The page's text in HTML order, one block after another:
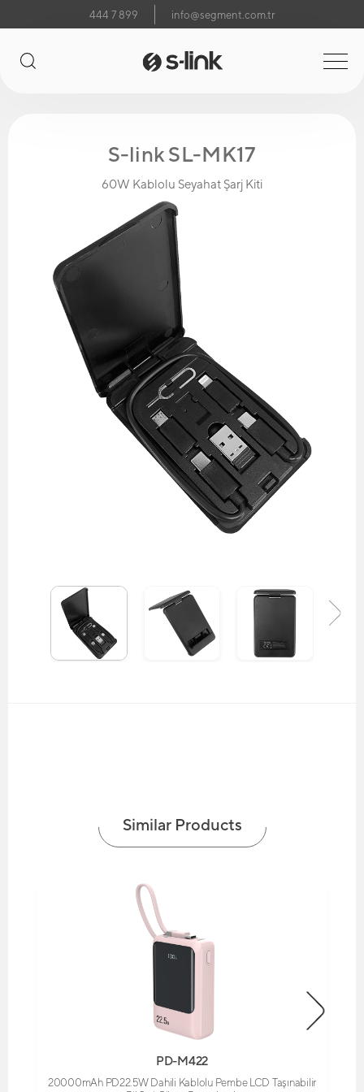
444 7 899 info@segment.com.tr
S-link SL-MK17
60W Kablolu Seyahat Şarj Kiti
Similar Products
PD-M422
20000mAh PD22.5W Dahili Kablolu Pembe LCD Taşınabilir